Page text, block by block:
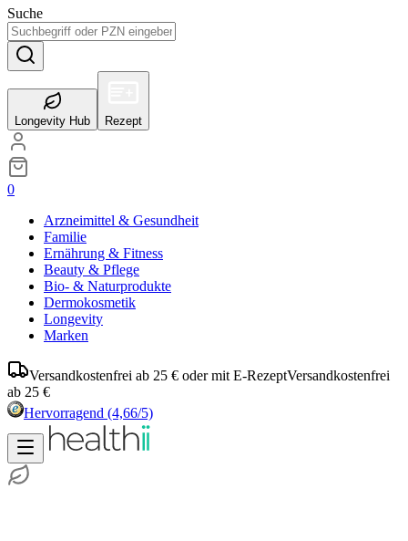
Suche
Longevity Hub Rezept
0
Arzneimittel & Gesundheit
Familie
Ernährung & Fitness
Beauty & Pflege
Bio- & Naturprodukte
Dermokosmetik
Longevity
Marken
Versandkostenfrei ab 25 € oder mit E-RezeptVersandkostenfrei
ab 25 €
Hervorragend (4,66/5)